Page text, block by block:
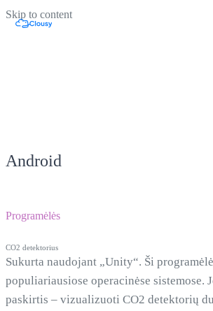
Skip to content
Android
Programėlės
CO2 detektorius
Sukurta naudojant „Unity“. Ši
populiariausiose operacinėse sistemose.
paskirtis – vizualizuoti CO2 detektorių